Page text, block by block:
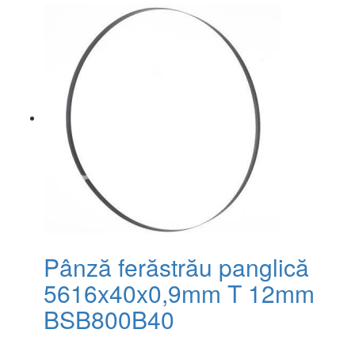
Pânză ferăstrău panglică
5616x40x0,9mm T 12mm
BSB800B40